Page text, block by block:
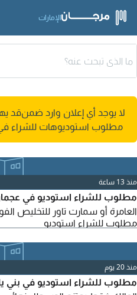
الإمارات
لا يوجد أي إعلان وارد ضمنقد
مطلوب استوديوهات للشراء في
منذ 13 ساعة
مطلوب للشراء استوديو في
العامرة أو سمارت تاور للتخليص
مطلوب للشراء استوديو
منذ 20 يوم
مطلوب للشراء استوديو في